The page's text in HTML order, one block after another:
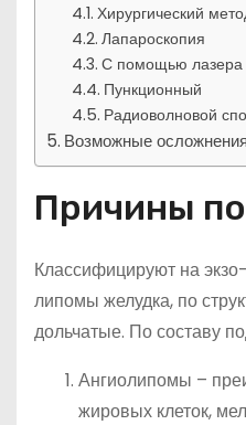
Хирургический
Лапароскопия
С помощью лазера
Пункционный
Радиоволновой
Возможные
Причины
Классифицируют на
липомы желудка, по
дольчатые. По составу
Ангиолипомы –
жировых клеток,